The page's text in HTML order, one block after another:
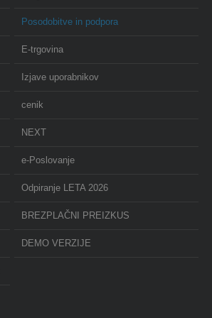
Posodobitve in podpora
E-trgovina
Izjave uporabnikov
cenik
NEXT
e-Poslovanje
Odpiranje LETA 2026
BREZPLAČNI PREIZKUS
DEMO VERZIJE